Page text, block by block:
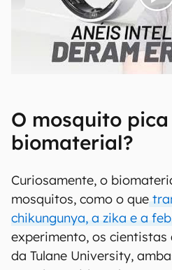
00:00/21:11
O mosquito
biomaterial?
Curiosamente, o
mosquitos, como o que
chikungunya, a zika e a
experimento, os cientistas
da Tulane University,